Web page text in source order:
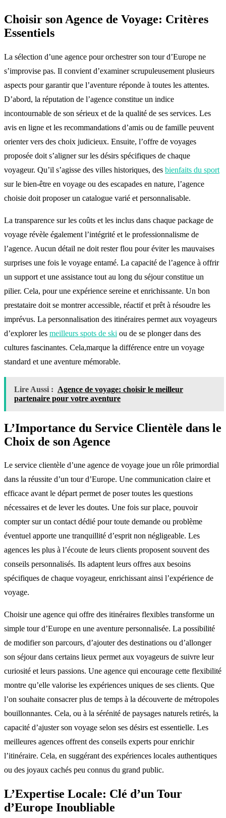
Choisir son Agence de Voyage: Critères
Essentiels
La sélection d’une agence pour orchestrer son tour d’Europe ne
s’improvise pas. Il convient d’examiner scrupuleusement plusieurs
aspects pour garantir que l’aventure réponde à toutes les attentes.
D’abord, la réputation de l’agence constitue un indice
incontournable de son sérieux et de la qualité de ses services. Les
avis en ligne et les recommandations d’amis ou de famille peuvent
orienter vers des choix judicieux. Ensuite, l’offre de voyages
proposée doit s’aligner sur les désirs spécifiques de chaque
voyageur. Qu’il s’agisse des villes historiques, des bienfaits du sport
sur le bien-être en voyage ou des escapades en nature, l’agence
choisie doit proposer un catalogue varié et personnalisable.
La transparence sur les coûts et les inclus dans chaque package de
voyage révèle également l’intégrité et le professionnalisme de
l’agence. Aucun détail ne doit rester flou pour éviter les mauvaises
surprises une fois le voyage entamé. La capacité de l’agence à offrir
un support et une assistance tout au long du séjour constitue un
pilier. Cela, pour une expérience sereine et enrichissante. Un bon
prestataire doit se montrer accessible, réactif et prêt à résoudre les
imprévus. La personnalisation des itinéraires permet aux voyageurs
d’explorer les meilleurs spots de ski ou de se plonger dans des
cultures fascinantes. Cela,marque la différence entre un voyage
standard et une aventure mémorable.
Lire Aussi : Agence de voyage: choisir le meilleur
partenaire pour votre aventure
L’Importance du Service Clientèle dans le
Choix de son Agence
Le service clientèle d’une agence de voyage joue un rôle primordial
dans la réussite d’un tour d’Europe. Une communication claire et
efficace avant le départ permet de poser toutes les questions
nécessaires et de lever les doutes. Une fois sur place, pouvoir
compter sur un contact dédié pour toute demande ou problème
éventuel apporte une tranquillité d’esprit non négligeable. Les
agences les plus à l’écoute de leurs clients proposent souvent des
conseils personnalisés. Ils adaptent leurs offres aux besoins
spécifiques de chaque voyageur, enrichissant ainsi l’expérience de
voyage.
Choisir une agence qui offre des itinéraires flexibles transforme un
simple tour d’Europe en une aventure personnalisée. La possibilité
de modifier son parcours, d’ajouter des destinations ou d’allonger
son séjour dans certains lieux permet aux voyageurs de suivre leur
curiosité et leurs passions. Une agence qui encourage cette flexibilité
montre qu’elle valorise les expériences uniques de ses clients. Que
l’on souhaite consacrer plus de temps à la découverte de métropoles
bouillonnantes. Cela, ou à la sérénité de paysages naturels retirés, la
capacité d’ajuster son voyage selon ses désirs est essentielle. Les
meilleures agences offrent des conseils experts pour enrichir
l’itinéraire. Cela, en suggérant des expériences locales authentiques
ou des joyaux cachés peu connus du grand public.
L’Expertise Locale: Clé d’un Tour
d’Europe Inoubliable